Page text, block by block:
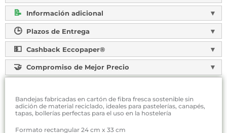
Información adicional
Plazos de Entrega
Cashback Eccopaper®
Compromiso de Mejor Precio
Bandejas fabricadas en cartón de fibra fresca sostenible sin
adición de material reciclado, ideales para pastelerías, canapés,
tapas, bollerías perfectas para el uso en la hostelería
Formato rectangular 24 cm x 33 cm